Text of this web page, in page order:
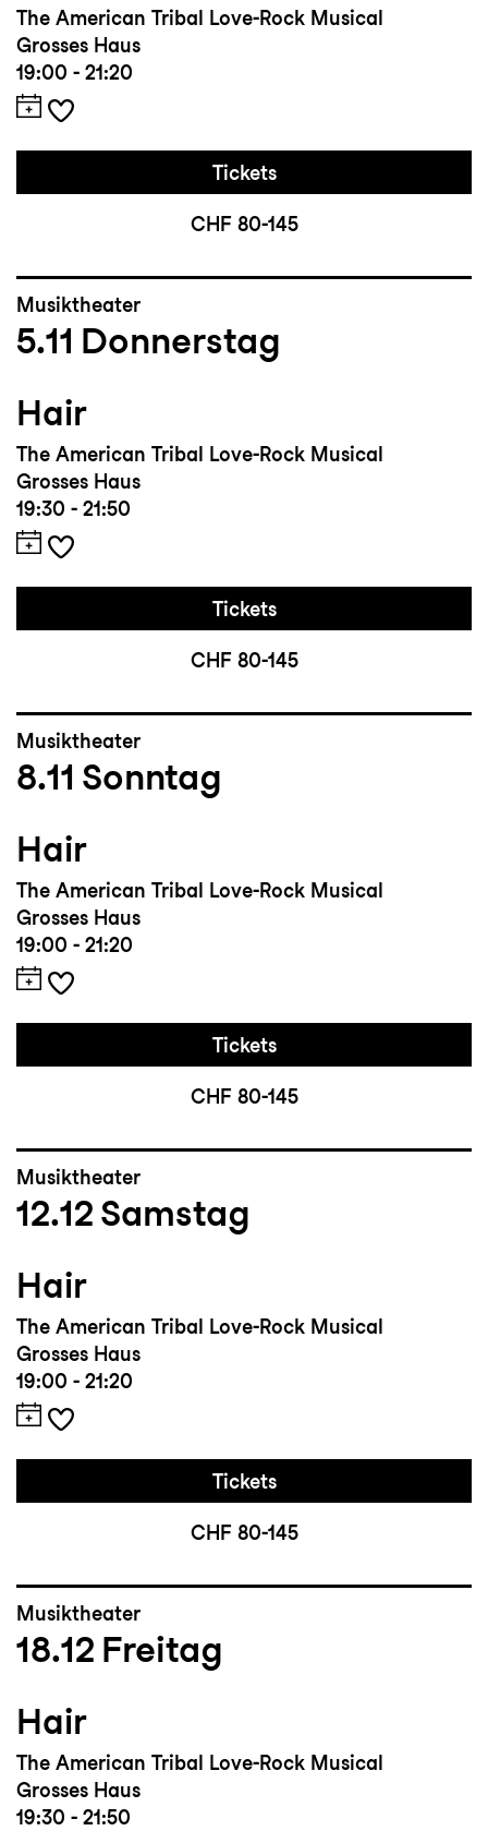
The American Tribal Love-Rock Musical
Grosses Haus
19:00 - 21:20
Tickets
CHF 80-145
Musiktheater
5.11 Donnerstag
Hair
The American Tribal Love-Rock Musical
Grosses Haus
19:30 - 21:50
Tickets
CHF 80-145
Musiktheater
8.11 Sonntag
Hair
The American Tribal Love-Rock Musical
Grosses Haus
19:00 - 21:20
Tickets
CHF 80-145
Musiktheater
12.12 Samstag
Hair
The American Tribal Love-Rock Musical
Grosses Haus
19:00 - 21:20
Tickets
CHF 80-145
Musiktheater
18.12 Freitag
Hair
The American Tribal Love-Rock Musical
Grosses Haus
19:30 - 21:50